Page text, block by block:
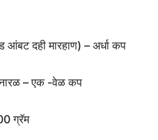
आंबट दही मारहाण) – अर्धा कप
– एक -वेळ कप
ग्रॅम